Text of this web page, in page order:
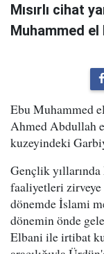
Mısırlı cihat
Muhammed el
Ebu Muhammed
Ahmed Abdullah
kuzeyindeki
Gençlik yıllarında
faaliyetleri zirveye
dönemde İslami
dönemin önde
Elbani ile irtibat